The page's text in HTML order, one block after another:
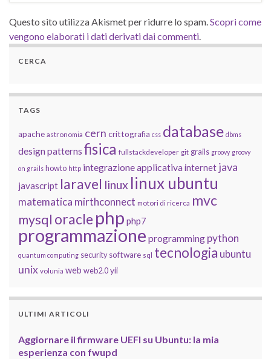
Questo sito utilizza Akismet per ridurre lo spam.Scopri come
vengono elaborati i dati derivati dai commenti.
CERCA
TAGS
apache astronomia cern crittografia css database dbms
design patterns fisica fullstackdeveloper git grails groovy groovy
on grails howto http integrazione applicativainternet java
javascript laravel linux linux ubuntu
matematica mirthconnect motori di ricerca mvc
mysql oracle php php7
programmazione programming python
quantum computing security software sql tecnologia ubuntu
unix volunia web web2.0 yii
ULTIMI ARTICOLI
Aggiornare il firmware UEFI su Ubuntu: la mia
esperienza con fwupd